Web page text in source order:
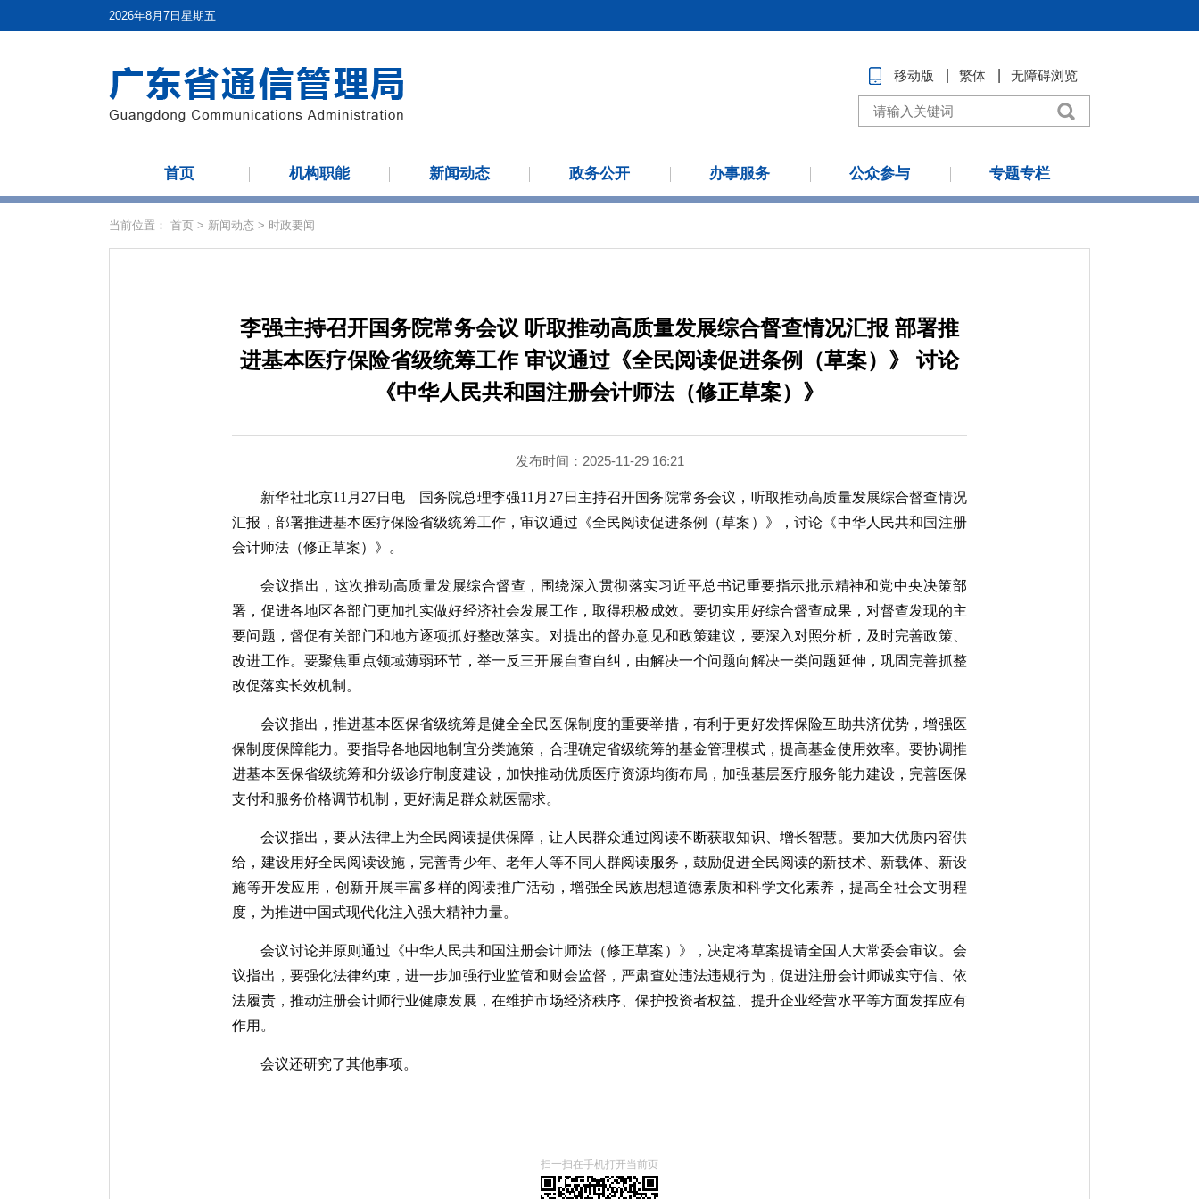
2026年8月7日星期五
移动版 繁体 无障碍浏览
首页 机构职能 新闻动态 政务公开 办事服务 公众参与 专题专栏
当前位置： 首页 > 新闻动态 > 时政要闻
李强主持召开国务院常务会议 听取推动高质量发展综合督查情况汇报 部署推
进基本医疗保险省级统筹工作 审议通过《全民阅读促进条例（草案）》 讨论
《中华人民共和国注册会计师法（修正草案）》
发布时间：2025-11-29 16:21
新华社北京11月27日电 国务院总理李强11月27日主持召开国务院常务会议，听取推动高质量发展综合督查情况
汇报，部署推进基本医疗保险省级统筹工作，审议通过《全民阅读促进条例（草案）》，讨论《中华人民共和国注册
会计师法（修正草案）》。
会议指出，这次推动高质量发展综合督查，围绕深入贯彻落实习近平总书记重要指示批示精神和党中央决策部
署，促进各地区各部门更加扎实做好经济社会发展工作，取得积极成效。要切实用好综合督查成果，对督查发现的主
要问题，督促有关部门和地方逐项抓好整改落实。对提出的督办意见和政策建议，要深入对照分析，及时完善政策、
改进工作。要聚焦重点领域薄弱环节，举一反三开展自查自纠，由解决一个问题向解决一类问题延伸，巩固完善抓整
改促落实长效机制。
会议指出，推进基本医保省级统筹是健全全民医保制度的重要举措，有利于更好发挥保险互助共济优势，增强医
保制度保障能力。要指导各地因地制宜分类施策，合理确定省级统筹的基金管理模式，提高基金使用效率。要协调推
进基本医保省级统筹和分级诊疗制度建设，加快推动优质医疗资源均衡布局，加强基层医疗服务能力建设，完善医保
支付和服务价格调节机制，更好满足群众就医需求。
会议指出，要从法律上为全民阅读提供保障，让人民群众通过阅读不断获取知识、增长智慧。要加大优质内容供
给，建设用好全民阅读设施，完善青少年、老年人等不同人群阅读服务，鼓励促进全民阅读的新技术、新载体、新设
施等开发应用，创新开展丰富多样的阅读推广活动，增强全民族思想道德素质和科学文化素养，提高全社会文明程
度，为推进中国式现代化注入强大精神力量。
会议讨论并原则通过《中华人民共和国注册会计师法（修正草案）》，决定将草案提请全国人大常委会审议。会
议指出，要强化法律约束，进一步加强行业监管和财会监督，严肃查处违法违规行为，促进注册会计师诚实守信、依
法履责，推动注册会计师行业健康发展，在维护市场经济秩序、保护投资者权益、提升企业经营水平等方面发挥应有
作用。
会议还研究了其他事项。
扫一扫在手机打开当前页